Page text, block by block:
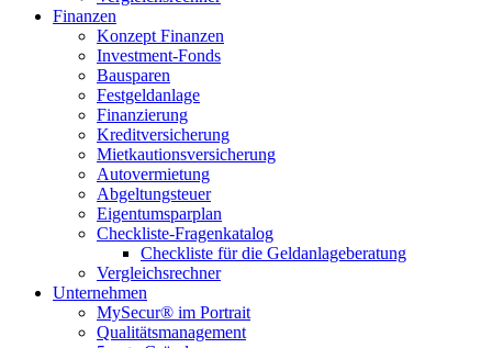
Finanzen
Konzept Finanzen
Investment-Fonds
Bausparen
Festgeldanlage
Finanzierung
Kreditversicherung
Mietkautionsversicherung
Autovermietung
Abgeltungsteuer
Eigentumsparplan
Checkliste-Fragenkatalog
Checkliste für die Geldanlageberatung
Vergleichsrechner
Unternehmen
MySecur® im Portrait
Qualitätsmanagement